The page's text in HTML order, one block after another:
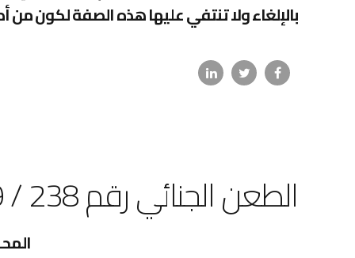
بالإلغاء ولا تنتفي عليها هذه الصفة لكون
الطعن الجنائي رقم 238 / 39 ق بشأن تفتيش الأشخاص